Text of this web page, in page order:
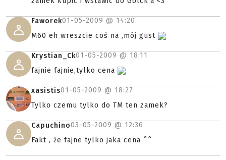
Faworek01-05-2009 @ 14:20
M60 eh wreszcie coś na ,mój gust
Krystian_Ck01-05-2009 @ 18:11
fajnie fajnie,tylko cena
xasistis01-05-2009 @ 18:27
Tylko czemu tylko do TM ten zamek?
Capuchino03-05-2009 @ 12:36
Fakt , że fajne tylko jaka cena ^^